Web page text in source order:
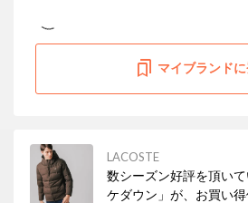
マイブランド
LACOSTE
数シーズン好評を頂い
ケダウン」が、お買い